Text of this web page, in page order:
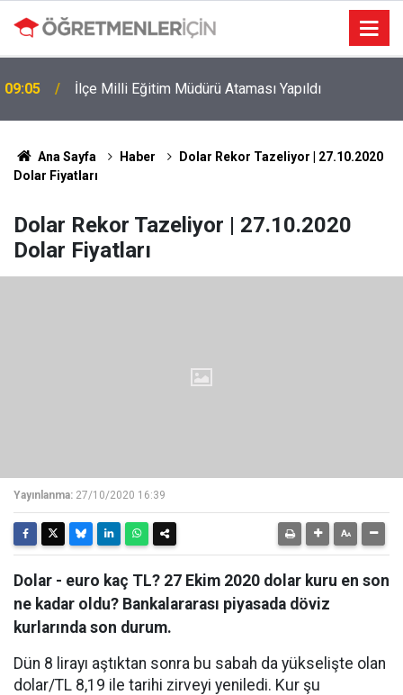
09:05 İlçe Milli Eğitim Müdürü Ataması Yapıldı
Ana Sayfa Haber
Dolar Rekor Tazeliyor | 27.10.2020
Dolar Fiyatları
Dolar Rekor Tazeliyor | 27.10.2020
Dolar Fiyatları
Yayınlanma: 27/10/2020 16:39
Dolar - euro kaç TL? 27 Ekim 2020 dolar kuru en son
ne kadar oldu? Bankalararası piyasada döviz
kurlarında son durum.
Dün 8 lirayı aştıktan sonra bu sabah da yükselişte olan
dolar/TL 8,19 ile tarihi zirveyi yeniledi. Kur şu